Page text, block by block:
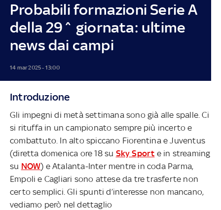
Probabili formazioni Serie A
della 29^ giornata: ultime
news dai campi
14 mar 2025 - 13:00
Introduzione
Gli impegni di metà settimana sono già alle spalle. Ci
si rituffa in un campionato sempre più incerto e
combattuto. In alto spiccano Fiorentina e Juventus
(diretta domenica ore 18 su Sky Sport e in streaming
su NOW) e Atalanta-Inter mentre in coda Parma,
Empoli e Cagliari sono attese da tre trasferte non
certo semplici. Gli spunti d’interesse non mancano,
vediamo però nel dettaglio